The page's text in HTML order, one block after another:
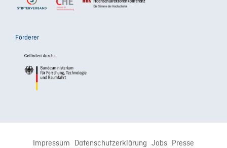
Förderer
Impressum Datenschutzerklärung Jobs Presse